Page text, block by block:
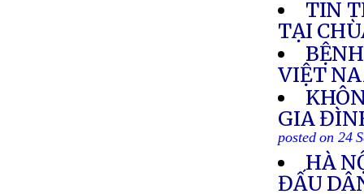
TIN
TẠI
VIỆT
GIA
posted on 24
HÀ
ĐẤU